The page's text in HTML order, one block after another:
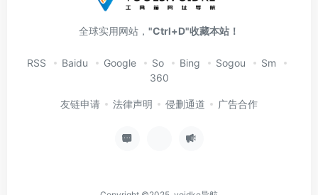
全球实用网站， "Ctrl+D"收藏本站！
RSS Baidu Google So Bing Sogou
Sm
360
友链申请 法律声明 侵删通道 广告合作